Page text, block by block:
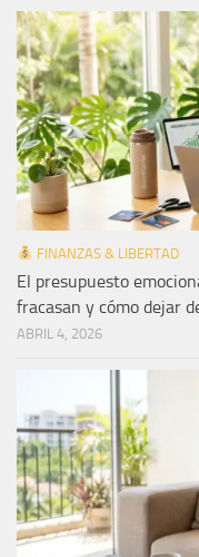
FINANZAS & LIBERTAD
El presupuesto
fracasan y cómo dejar
ABRIL 4, 2026